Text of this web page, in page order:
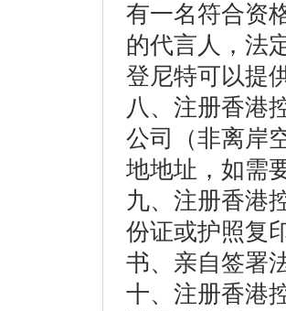
有一名符合资
的代言人，法
登尼特可以提
八、注册香港
公司（非离岸
地地址，如需
九、注册香港
份证或护照复
书、亲自签署
十、注册香港